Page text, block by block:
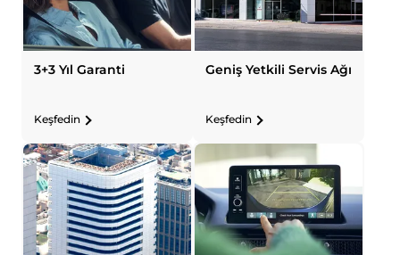
3+3 Yıl Garanti
Keşfedin
Geniş Yetkili Servis Ağı
Keşfedin